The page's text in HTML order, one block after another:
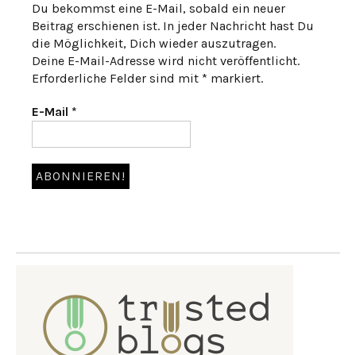
Du bekommst eine E-Mail, sobald ein neuer
Beitrag erschienen ist. In jeder Nachricht hast Du
die Möglichkeit, Dich wieder auszutragen.
Deine E-Mail-Adresse wird nicht veröffentlicht.
Erforderliche Felder sind mit * markiert.
E-Mail *